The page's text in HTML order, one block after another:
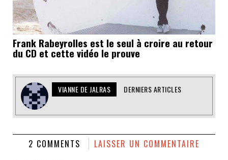
Frank Rabeyrolles est le seul à croire au retour
du CD et cette vidéo le prouve
VIANNE DE JALRAS DERNIERS ARTICLES
2 COMMENTS LAISSER UN COMMENTAIRE